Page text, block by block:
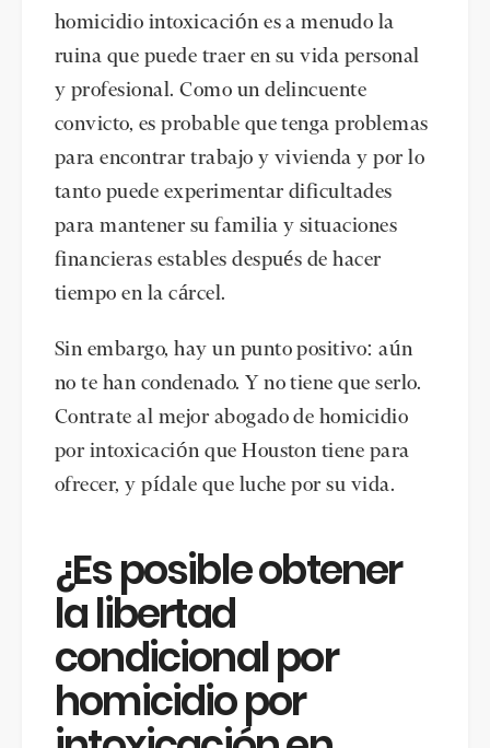
homicidio intoxicación es a menudo la
ruina que puede traer en su vida personal
y profesional. Como un delincuente
convicto, es probable que tenga problemas
para encontrar trabajo y vivienda y por lo
tanto puede experimentar dificultades
para mantener su familia y situaciones
financieras estables después de hacer
tiempo en la cárcel.
Sin embargo, hay un punto positivo: aún
no te han condenado. Y no tiene que serlo.
Contrate al mejor abogado de homicidio
por intoxicación que Houston tiene para
ofrecer, y pídale que luche por su vida.
¿Es posible obtener
la libertad
condicional por
homicidio por